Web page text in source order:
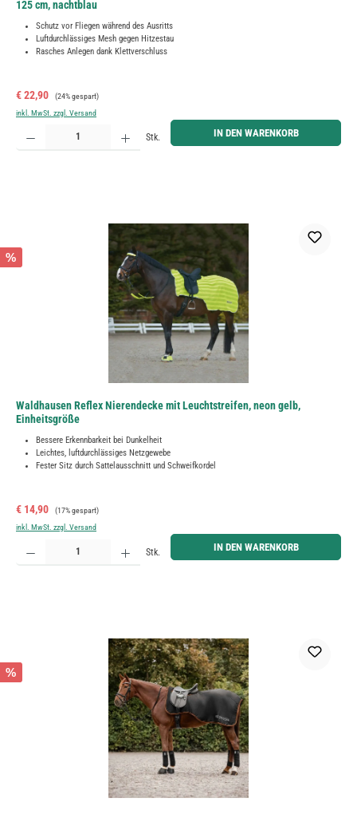
125 cm, nachtblau
Schutz vor Fliegen während des Ausritts
Luftdurchlässiges Mesh gegen Hitzestau
Rasches Anlegen dank Klettverschluss
Verkaufspreis:
€ 22,90 Regulärer Preis:
(24% gespart)
inkl. MwSt. zzgl. Versand
Produkt Anzahl: Gib den gewünschten Wert ein oder benutze die Schaltflächen um die Anzahl zu
Stk. IN DEN WARENKORB
%
Waldhausen Reflex Nierendecke mit Leuchtstreifen, neon gelb,
Einheitsgröße
Bessere Erkennbarkeit bei Dunkelheit
Leichtes, luftdurchlässiges Netzgewebe
Fester Sitz durch Sattelausschnitt und Schweifkordel
Verkaufspreis:
€ 14,90 Regulärer Preis:
(17% gespart)
inkl. MwSt. zzgl. Versand
Produkt Anzahl: Gib den gewünschten Wert ein oder benutze die Schaltflächen um die Anzahl zu
Stk. IN DEN WARENKORB
%